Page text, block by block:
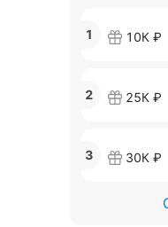
1 10К ₽
2 25К ₽
3 30К ₽